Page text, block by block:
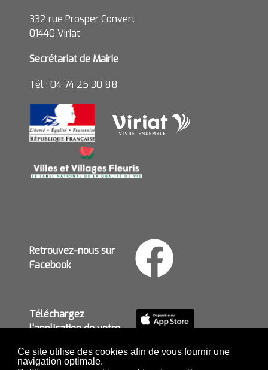
Ce site utilise des cookies afin de vous fournir une
navigation optimale.
332 rue Prosper Convert
01440 Viriat
Secrétariat de Mairie
Tél : 04 74 25 30 88
Retrouvez-nous sur
Facebook
Téléchargez
l'application de votre